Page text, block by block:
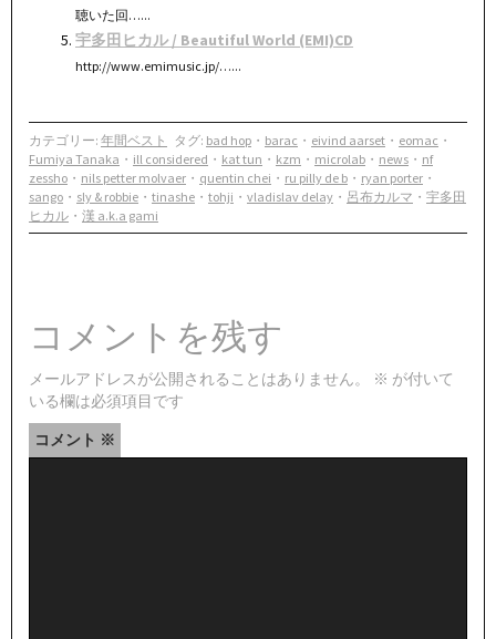
聴いた回…...
宇多田ヒカル / Beautiful World (EMI)CD
http://www.emimusic.jp/…...
カテゴリー: 年間ベスト タグ: bad hop ・ barac ・ eivind aarset ・ eomac ・
Fumiya Tanaka ・ ill considered ・ kat tun ・ kzm ・ microlab ・ news ・ nf
zessho ・ nils petter molvaer ・ quentin chei ・ ru pilly de b ・ ryan porter ・
sango ・ sly & robbie ・ tinashe ・ tohji ・ vladislav delay ・ 呂布カルマ ・ 宇多田
ヒカル ・ 漢 a.k.a gami
コメントを残す
メールアドレスが公開されることはありません。 ※ が付いて
いる欄は必須項目です
コメント ※